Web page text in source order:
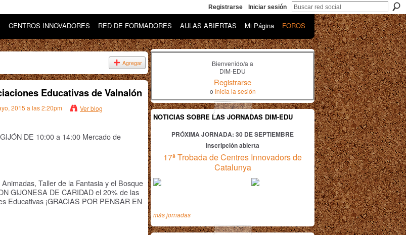
Registrarse Iniciar sesión
CENTROS INNOVADORES RED DE FORMADORES AULAS ABIERTAS Mi Página FOROS
Agregar
Educativas de Valnalón
2015 a las 2:20pm Ver blog
DE 10:00 a 14:00 Mercado de
Taller de la Fantasia y el Bosque
GIJONESA DE CARIDAD el 20% de las
Educativas ¡GRACIAS POR PENSAR EN
Bienvenido/a a
DIM-EDU
Registrarse
o Inicia la sesión
NOTICIAS SOBRE LAS JORNADAS DIM-EDU
PRÓXIMA JORNADA: 30 DE SEPTIEMBRE
Inscripción abierta
17ª Trobada de Centres Innovadors de
Catalunya
más jornadas